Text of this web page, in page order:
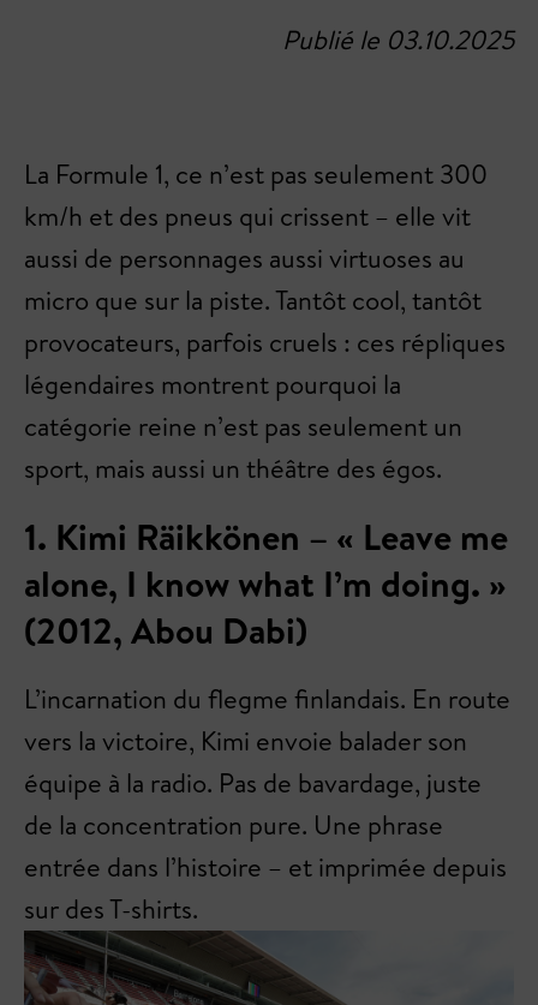
Publié le 03.10.2025
La Formule 1, ce n’est pas seulement 300
km/h et des pneus qui crissent – elle vit
aussi de personnages aussi virtuoses au
micro que sur la piste. Tantôt cool, tantôt
provocateurs, parfois cruels : ces répliques
légendaires montrent pourquoi la
catégorie reine n’est pas seulement un
sport, mais aussi un théâtre des égos.
1. Kimi Räikkönen – « Leave me
alone, I know what I’m doing. »
(2012, Abou Dabi)
L’incarnation du flegme finlandais. En route
vers la victoire, Kimi envoie balader son
équipe à la radio. Pas de bavardage, juste
de la concentration pure. Une phrase
entrée dans l’histoire – et imprimée depuis
sur des T-shirts.